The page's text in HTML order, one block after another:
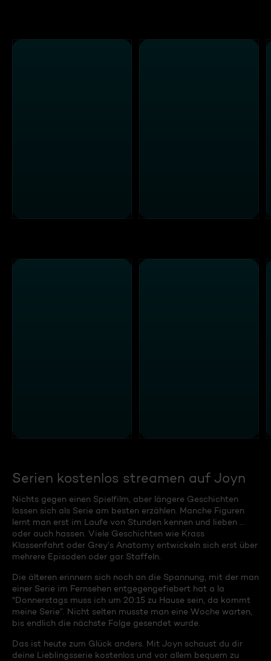
Serien kostenlos streamen auf Joyn
Nichts gegen einen Spielfilm, aber längere Geschichten
lassen sich als Serie am besten erzählen. Manche Figuren
lernt man erst im Laufe von Stunden kennen und lieben …
oder auch hassen. Viele Geschichten wie Krass
Klassenfahrt oder Grey’s Anatomy entwickeln sich erst über
mehrere Episoden oder gar Staffeln.
Die älteren erinnern sich noch an die Spannung, mit der man
einer Serie im Fernsehen entgegengefiebert hat a la
"Donnerstags muss ich um 20:15 zu Hause sein, da kommt
meine Serie”. Nicht selten musste man eine Woche warten,
bis endlich die nächste Folge gesendet wurde.
Das ist heute zum Glück anders. Mit Joyn schaust du dir
deine Lieblingsserie kostenlos und vor allem bequem zu